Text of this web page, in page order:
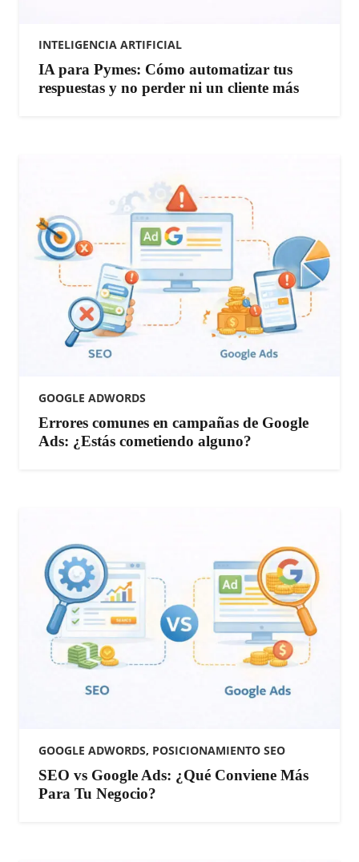
INTELIGENCIA ARTIFICIAL
IA para Pymes: Cómo automatizar tus
respuestas y no perder ni un cliente más
GOOGLE ADWORDS
Errores comunes en campañas de Google
Ads: ¿Estás cometiendo alguno?
GOOGLE ADWORDS, POSICIONAMIENTO SEO
SEO vs Google Ads: ¿Qué Conviene Más
Para Tu Negocio?